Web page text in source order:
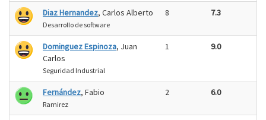
Diaz Hernandez, Carlos Alberto
Desarrollo de software
8 7.3
Dominguez Espinoza, Juan
Carlos
Seguridad Industrial
1 9.0
Fernández, Fabio
Ramirez
2 6.0